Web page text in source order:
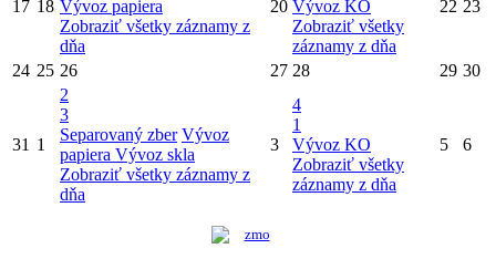
17 18 Vývoz papiera
Zobraziť všetky záznamy z
dňa
20 Vývoz KO
Zobraziť všetky
záznamy z dňa
22 23
24 25 26 27 28 29 30
31 1
2
3
Separovaný zber Vývoz
papiera Vývoz skla
Zobraziť všetky záznamy z
dňa
3
4
1
Vývoz KO
Zobraziť všetky
záznamy z dňa
5 6